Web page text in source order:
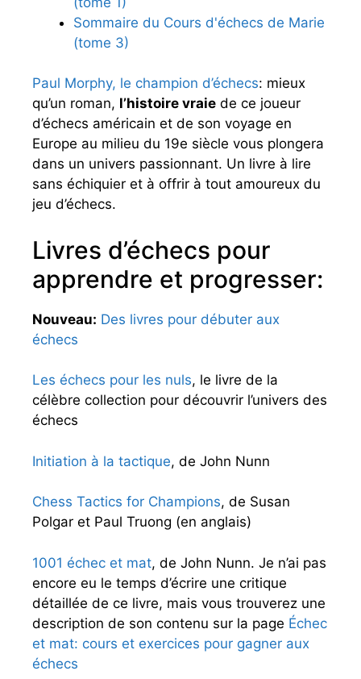
Sommaire du Cours d'échecs de Marie
(tome 3)
Paul Morphy, le champion d’échecs: mieux
qu’un roman, l’histoire vraie de ce joueur
d’échecs américain et de son voyage en
Europe au milieu du 19e siècle vous plongera
dans un univers passionnant. Un livre à lire
sans échiquier et à offrir à tout amoureux du
jeu d’échecs.
Livres d’échecs pour
apprendre et progresser:
Nouveau: Des livres pour débuter aux
échecs
Les échecs pour les nuls, le livre de la
célèbre collection pour découvrir l’univers des
échecs
Initiation à la tactique, de John Nunn
Chess Tactics for Champions, de Susan
Polgar et Paul Truong (en anglais)
1001 échec et mat, de John Nunn. Je n’ai pas
encore eu le temps d’écrire une critique
détaillée de ce livre, mais vous trouverez une
description de son contenu sur la page Échec
et mat: cours et exercices pour gagner aux
échecs